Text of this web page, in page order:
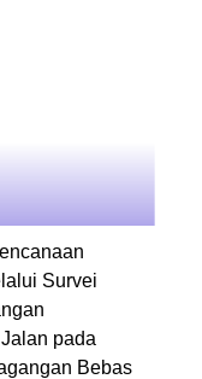
Survei
pada
Bebas